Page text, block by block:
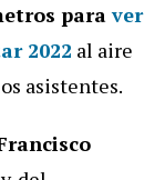
paraver
2022 al aire
asistentes.